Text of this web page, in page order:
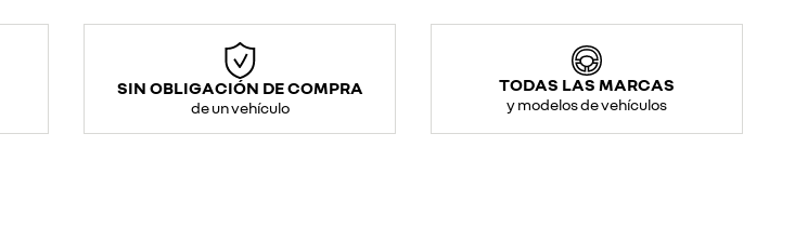
SIN OBLIGACIÓN DE COMPRA
de un vehículo
TODAS LAS MARCAS
y modelos de vehículos